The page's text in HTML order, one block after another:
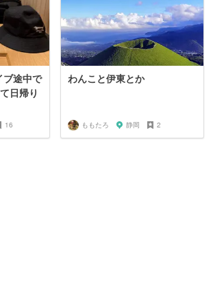
ブ途中で
日帰り
16
わんこと伊東とか
ももたろ 静岡 2